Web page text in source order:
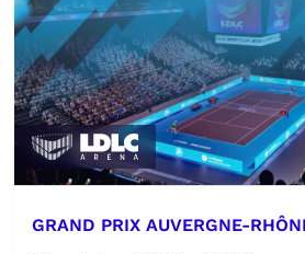
GRAND PRIX AUVERGNE-